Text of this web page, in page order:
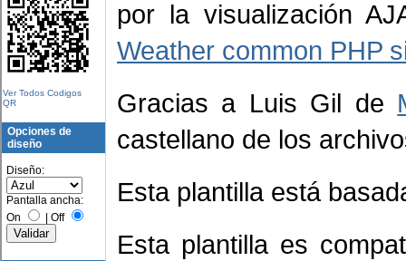
Ver Todos Codigos
QR
Opciones de
diseño
Diseño:
Pantalla ancha:
On
| Off
por la visualización
Weather common PHP
Gracias a Luis Gil de
castellano de los
Esta plantilla está
Esta plantilla es